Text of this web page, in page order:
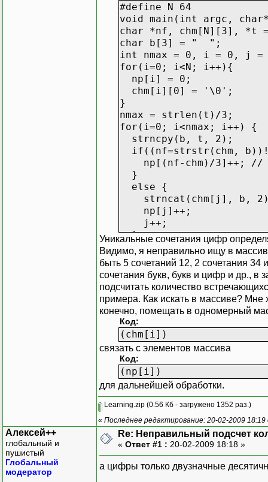
#define N 64
void main(int argc,
char *nf, chm[N][3], *t =
char b[3] = " ";
int nmax = 0, i = 0, j =
for(i=0; i<N; i++){
np[i] = 0;
chm[i][0] = '\0';
}
nmax = strlen(t)/3;
for(i=0; i<nmax; i++) {
strncpy(b, t, 2);
if((nf=strstr(chm,
np[(nf-chm)/3]++; // <<
}
else {
strncat(chm[j], b,
np[j]++;
j++;
}
t+=3;
}
for(i=0; i<j; i++) {
printf("%s\t%i\n",
}
_getch();
}
Уникальные сочетания цифр
Видимо, я неправильно ищу в
быть 5 сочетаний 12, 2 сочетания
сочетания букв, букв и цифр и др., в
подсчитать количество
примера. Как искать в массиве?
конечно, помещать в одномерный
Код:
(chm[i])
связать с элементов массива
Код:
(np[i])
для дальнейшей обработки.
Learning.zip (0.56 Кб - загружено 1352 раз.)
« Последнее редактирование: 20-02-2009
Алексей++
глобальный и
пушистый
Глобальный
модератор
Re: Неправильный подсчет
« Ответ #1 : 20-02-2009 18:18 »
а цифры только двузначные